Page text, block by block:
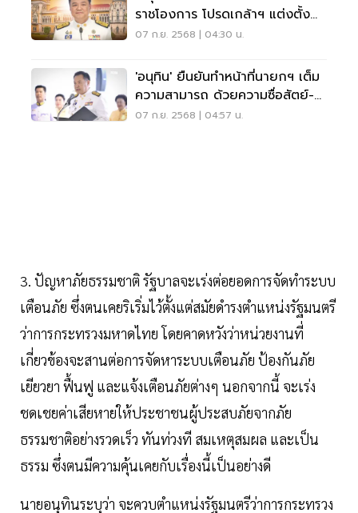
ราชโองการ โปรดเกล้าฯ แต่งตั้ง
เป็นนายกรัฐมนตรี
07 ก.ย. 2568 | 04:30 น.
'อนุทิน' ยืนยันทำหน้าที่นายกฯ เต็ม
ความสามารถ ด้วยความซื่อสัตย์-มี
คุณธรรม
07 ก.ย. 2568 | 04:57 น.
3. ปัญหาภัยธรรมชาติ รัฐบาลจะเร่งต่อยอดการจัดทำระบบ
เตือนภัย ซึ่งตนเคยริเริ่มไว้ตั้งแต่สมัยดำรงตำแหน่งรัฐมนตรี
ว่าการกระทรวงมหาดไทย โดยคาดหวังว่าหน่วยงานที่
เกี่ยวข้องจะสานต่อการจัดหาระบบเตือนภัย ป้องกันภัย
เยียวยา ฟื้นฟู และแจ้งเตือนภัยต่างๆ นอกจากนี้ จะเร่ง
ชดเชยค่าเสียหายให้ประชาชนผู้ประสบภัยจากภัย
ธรรมชาติอย่างรวดเร็ว ทันท่วงที สมเหตุสมผล และเป็น
ธรรม ซึ่งตนมีความคุ้นเคยกับเรื่องนี้เป็นอย่างดี
นายอนุทินระบุว่า จะควบตำแหน่งรัฐมนตรีว่าการกระทรวง